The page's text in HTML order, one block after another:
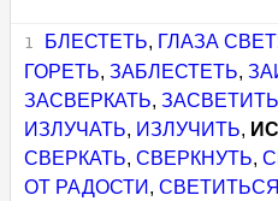
БЛЕСТЕТЬ, ГЛАЗА
ГОРЕТЬ,ЗАБЛЕСТЕТЬ,
ЗАСВЕРКАТЬ,
ИЗЛУЧАТЬ, ИЗЛУЧИТЬ,
СВЕРКАТЬ,СВЕРКНУТЬ,
ОТ РАДОСТИ ,